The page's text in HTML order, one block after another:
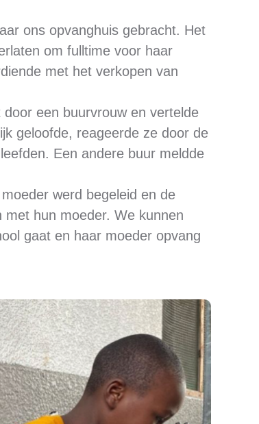
ons opvanghuis gebracht. Het
om fulltime voor haar
met het verkopen van
een buurvrouw en vertelde
geloofde, reageerde ze door de
Een andere buur meldde
werd begeleid en de
hun moeder. We kunnen
gaat en haar moeder opvang